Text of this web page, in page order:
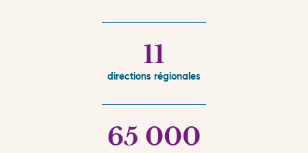
11
directions régionales
65 000